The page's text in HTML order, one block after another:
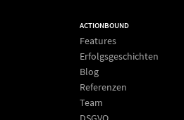
ACTIONBOUND
Features
Erfolgsgeschichten
Blog
Referenzen
Team